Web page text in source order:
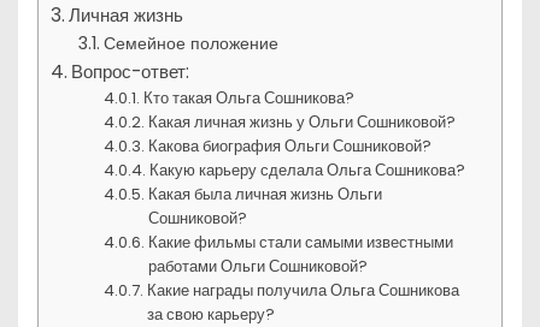
Личная жизнь
Семейное положение
Вопрос-ответ:
Кто такая Ольга Сошникова?
Какая личная жизнь у Ольги Сошниковой?
Какова биография Ольги Сошниковой?
Какую карьеру сделала Ольга Сошникова?
Какая была личная жизнь Ольги
Сошниковой?
Какие фильмы стали самыми известными
работами Ольги Сошниковой?
Какие награды получила Ольга Сошникова
за свою карьеру?